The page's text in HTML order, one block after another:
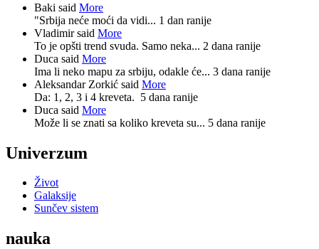
Baki said More
"Srbija neće moći da vidi... 1 dan ranije
Vladimir said More
To je opšti trend svuda. Samo neka... 2 dana ranije
Duca said More
Ima li neko mapu za srbiju, odakle će... 3 dana ranije
Aleksandar Zorkić said More
Da: 1, 2, 3 i 4 kreveta. 5 dana ranije
Duca said More
Može li se znati sa koliko kreveta su... 5 dana ranije
Univerzum
Život
Galaksije
Sunčev sistem
nauka